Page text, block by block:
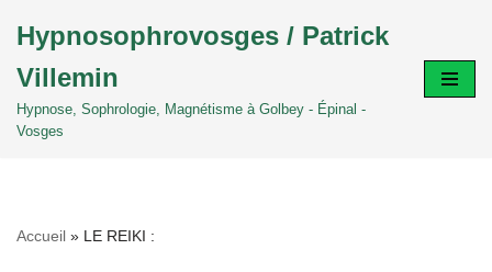
au
contenu
Hypnosophrovosges / Patrick
Villemin
Hypnose, Sophrologie, Magnétisme à Golbey - Épinal -
Vosges
Accueil » LE REIKI :